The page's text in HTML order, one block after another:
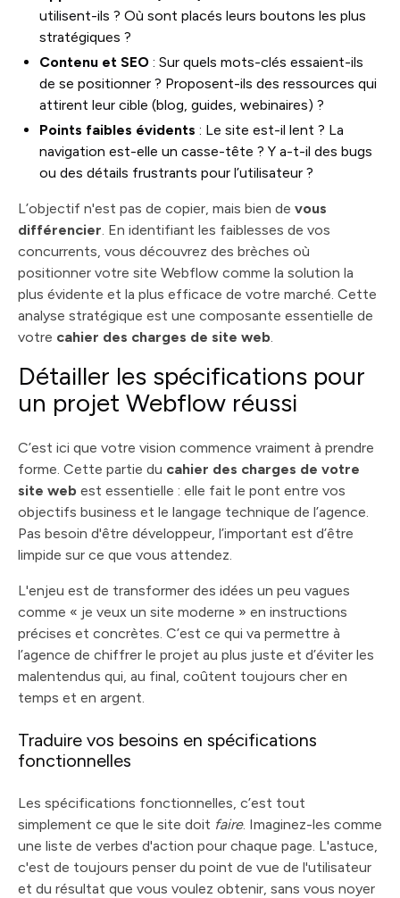
utilisent-ils ? Où sont placés leurs boutons les plus
stratégiques ?
Contenu et SEO : Sur quels mots-clés essaient-ils
de se positionner ? Proposent-ils des ressources qui
attirent leur cible (blog, guides, webinaires) ?
Points faibles évidents : Le site est-il lent ? La
navigation est-elle un casse-tête ? Y a-t-il des bugs
ou des détails frustrants pour l’utilisateur ?
L’objectif n'est pas de copier, mais bien de vous
différencier. En identifiant les faiblesses de vos
concurrents, vous découvrez des brèches où
positionner votre site Webflow comme la solution la
plus évidente et la plus efficace de votre marché. Cette
analyse stratégique est une composante essentielle de
votre cahier des charges de site web.
Détailler les spécifications pour
un projet Webflow réussi
C’est ici que votre vision commence vraiment à prendre
forme. Cette partie du cahier des charges de votre
site web est essentielle : elle fait le pont entre vos
objectifs business et le langage technique de l’agence.
Pas besoin d'être développeur, l’important est d’être
limpide sur ce que vous attendez.
L'enjeu est de transformer des idées un peu vagues
comme « je veux un site moderne » en instructions
précises et concrètes. C’est ce qui va permettre à
l’agence de chiffrer le projet au plus juste et d’éviter les
malentendus qui, au final, coûtent toujours cher en
temps et en argent.
Traduire vos besoins en spécifications
fonctionnelles
Les spécifications fonctionnelles, c’est tout
simplement ce que le site doit faire. Imaginez-les comme
une liste de verbes d'action pour chaque page. L'astuce,
c'est de toujours penser du point de vue de l'utilisateur
et du résultat que vous voulez obtenir, sans vous noyer